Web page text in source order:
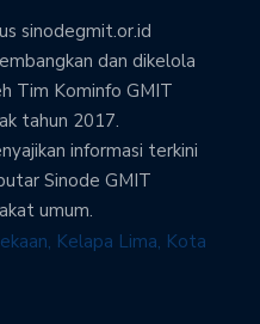
sinodegmit.or.id
dan dikelola
Tim Kominfo GMIT
tahun 2017.
informasi terkini
Sinode GMIT
umum.
Kelapa Lima, Kota